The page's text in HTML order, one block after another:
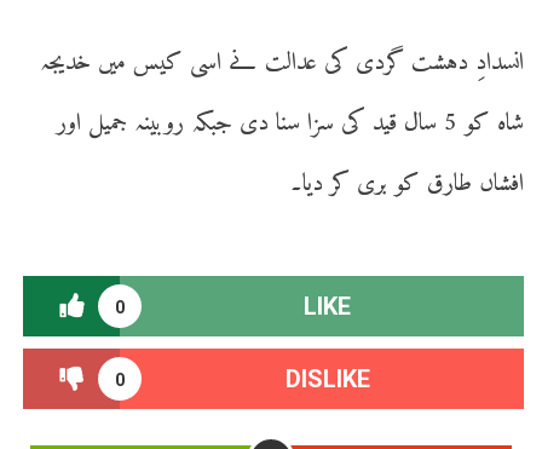
انسدادِ دہشت گردی کی عدالت نے اسی کیس میں خدیجہ
شاہ کو 5 سال قید کی سزا سنا دی جبکہ روبینہ جمیل اور
افشاں طارق کو بری کر دیا۔
0 LIKE
0 DISLIKE